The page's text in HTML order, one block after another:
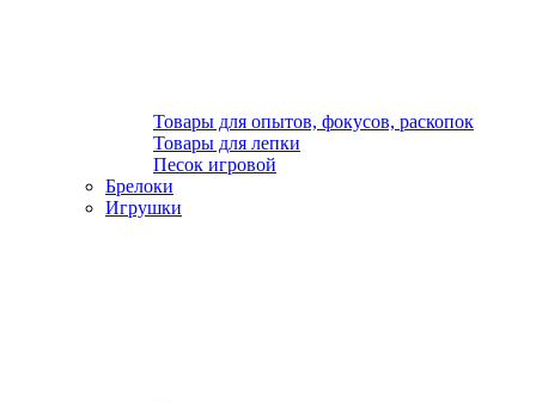
Товары для опытов, фокусов, раскопок
Товары для лепки
Песок игровой
Брелоки
Игрушки